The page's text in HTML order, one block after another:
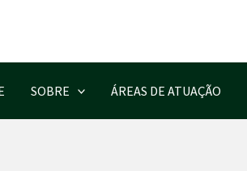
SOBRE ÁREAS DE ATUAÇÃO